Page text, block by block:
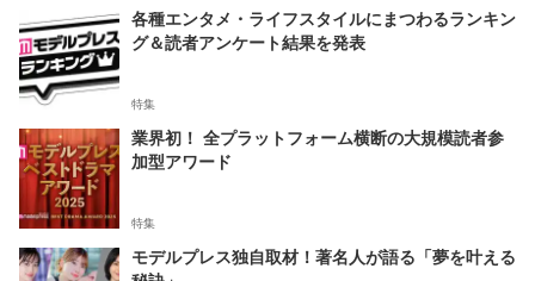
各種エンタメ・ライフスタイルにまつわるランキン
グ＆読者アンケート結果を発表
特集
業界初！ 全プラットフォーム横断の大規模読者参
加型アワード
特集
モデルプレス独自取材！著名人が語る「夢を叶える